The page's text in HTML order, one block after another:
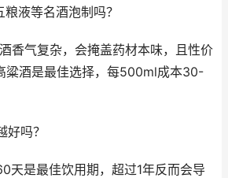
液等名酒泡制吗？
香气复杂，会掩盖药材本味，且性价
粱酒是最佳选择，每500ml成本30-
好吗？
天是最佳饮用期，超过1年反而会导